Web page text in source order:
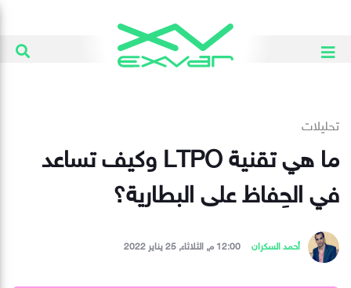
تحليلات
ما هي تقنية LTPO وكيف تساعد
في الحِفاظ على البطارية؟
أحمد السكران 12:00 م, الثلاثاء, 25 يناير 2022